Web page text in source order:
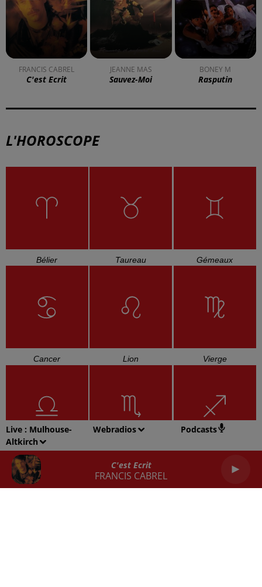
Live : Mulhouse-
Altkirch
Webradios Podcasts
C'est Ecrit
FRANCIS CABREL
FRANCIS CABREL
C'est Ecrit
JEANNE MAS
Sauvez-Moi
BONEY M
Rasputin
L'HOROSCOPE
Bélier Taureau Gémeaux
Cancer Lion Vierge
Balance